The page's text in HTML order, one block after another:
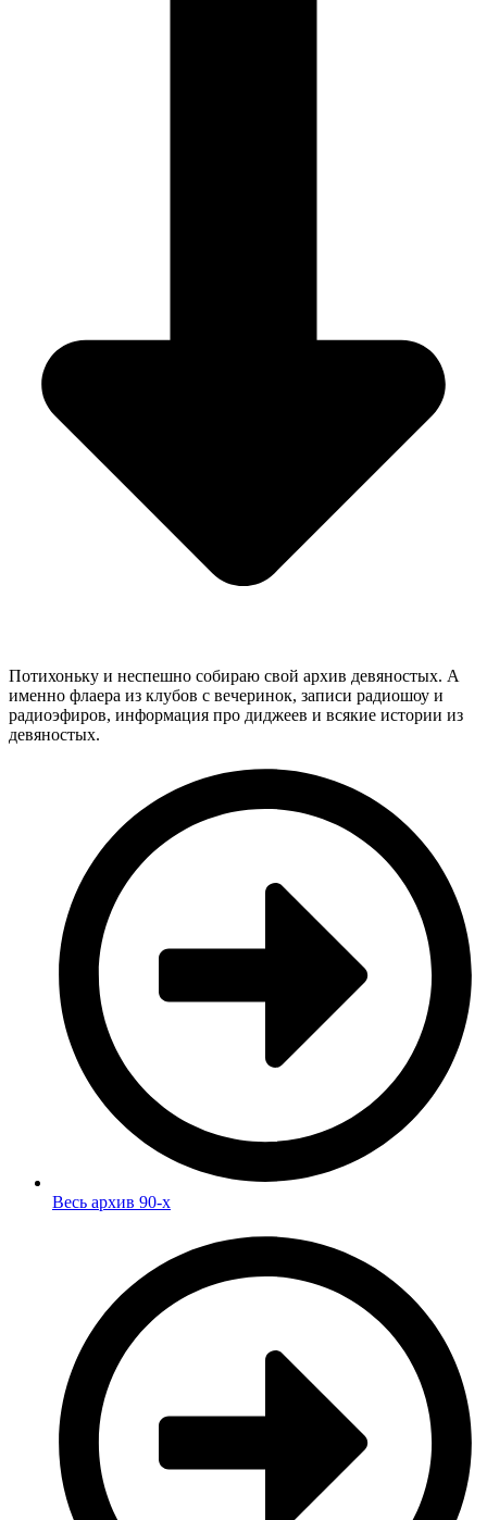
Потихоньку и неспешно собираю свой архив девяностых. А
именно флаера из клубов с вечеринок, записи радиошоу и
радиоэфиров, информация про диджеев и всякие истории из
девяностых.
Весь архив 90-х